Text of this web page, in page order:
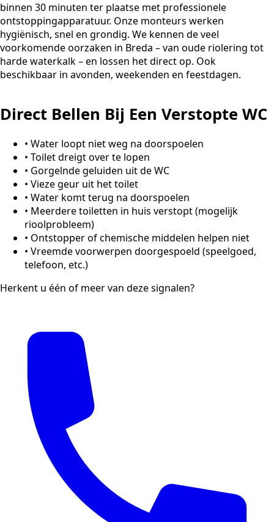
binnen 30 minuten ter plaatse met professionele
ontstoppingapparatuur. Onze monteurs werken
hygiënisch, snel en grondig. We kennen de veel
voorkomende oorzaken in Breda – van oude riolering tot
harde waterkalk – en lossen het direct op. Ook
beschikbaar in avonden, weekenden en feestdagen.
Direct Bellen Bij Een Verstopte WC
• Water loopt niet weg na doorspoelen
• Toilet dreigt over te lopen
• Gorgelnde geluiden uit de WC
• Vieze geur uit het toilet
• Water komt terug na doorspoelen
• Meerdere toiletten in huis verstopt (mogelijk
rioolprobleem)
• Ontstopper of chemische middelen helpen niet
• Vreemde voorwerpen doorgespoeld (speelgoed,
telefoon, etc.)
Herkent u één of meer van deze signalen?